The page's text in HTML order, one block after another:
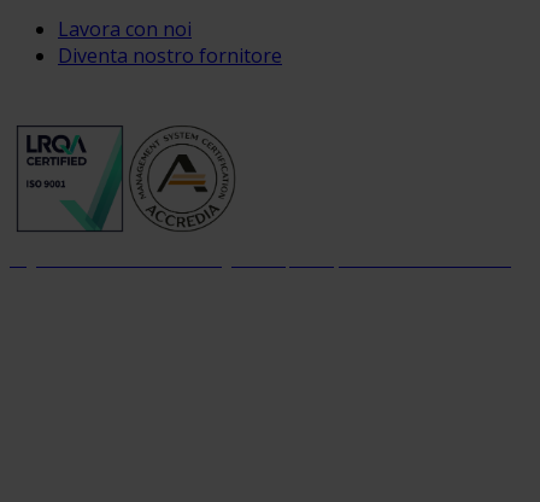
Lavora con noi
Diventa nostro fornitore